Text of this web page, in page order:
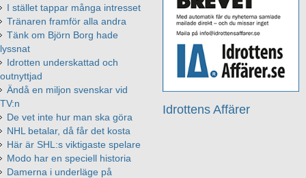
Idrottens Affärer
I stället tappar många intresset
Tränaren framför alla andra
Tänk om Björn Borg hade
lyssnat
Idrotten underskattad och
outnyttjad
Ändå en miljon svenskar vid
TV:n
De vet inte hur man ska göra
NHL betalar, då får det kosta
Här är SHL:s viktigaste spelare
Modo har en speciell historia
Damerna i underläge på